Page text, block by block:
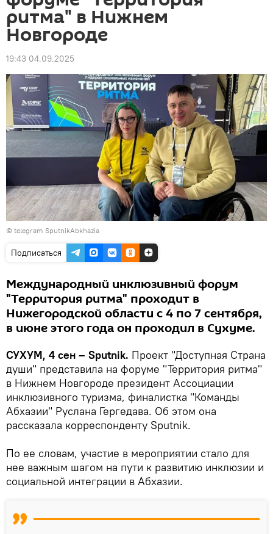
ритма" в Нижнем
Новгороде
19:43 04.09.2025
© telegram SputnikAbkhazia
Подписаться
Международный инклюзивный форум
"Территория ритма" проходит в
Нижегородской области с 4 по 7 сентября,
в июне этого года он проходил в Сухуме.
СУХУМ, 4 сен – Sputnik. Проект "Доступная Страна
души" представила на форуме "Территория ритма"
в Нижнем Новгороде президент Ассоциации
инклюзивного туризма, финалистка "Команды
Абхазии" Руслана Гергедава. Об этом она
рассказала корреспонденту Sputnik.
По ее словам, участие в мероприятии стало для
нее важным шагом на пути к развитию инклюзии и
социальной интеграции в Абхазии.